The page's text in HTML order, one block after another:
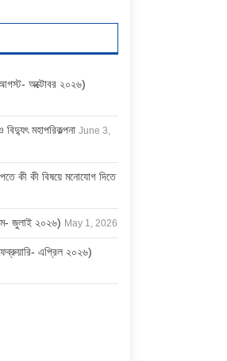
অক্টোবর ২০২৬)
মহাপরিকল্পনা June 3,
কী কী বিষয়ে মনোযোগ দিতে
জুলাই ২০২৬) May 1, 2026
এপ্রিল ২০২৬)